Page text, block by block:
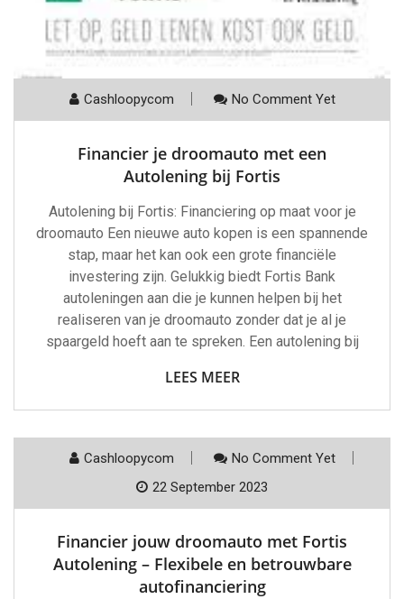
Cashloopycom No Comment Yet
Financier je droomauto met een
Autolening bij Fortis
Autolening bij Fortis: Financiering op maat voor je
droomauto Een nieuwe auto kopen is een spannende
stap, maar het kan ook een grote financiële
investering zijn. Gelukkig biedt Fortis Bank
autoleningen aan die je kunnen helpen bij het
realiseren van je droomauto zonder dat je al je
spaargeld hoeft aan te spreken. Een autolening bij
LEES MEER
Cashloopycom
No Comment Yet
22 September 2023
Financier jouw droomauto met Fortis
Autolening – Flexibele en betrouwbare
autofinanciering